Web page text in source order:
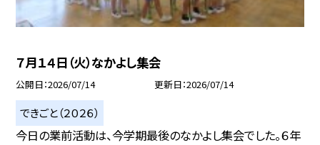
７月１４日（火）なかよし集会
公開日 2026/07/14 更新日 2026/07/14
できごと（２０２６）
今日の業前活動は、今学期最後のなかよし集会でした。６年